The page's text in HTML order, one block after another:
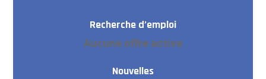
Recherche d’emploi
Aucune offre active
Nouvelles